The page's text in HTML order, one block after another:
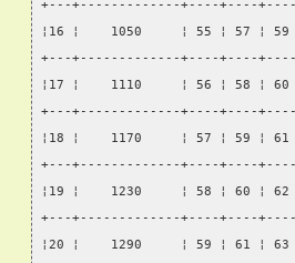
+---+-------------+----+----
¦16 ¦    1050     ¦ 55 ¦ 57 ¦ 59
+---+-------------+----+----
¦17 ¦    1110     ¦ 56 ¦ 58 ¦ 60
+---+-------------+----+----
¦18 ¦    1170     ¦ 57 ¦ 59 ¦ 61
+---+-------------+----+----
¦19 ¦    1230     ¦ 58 ¦ 60 ¦ 62
+---+-------------+----+----
¦20 ¦    1290     ¦ 59 ¦ 61 ¦ 63